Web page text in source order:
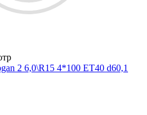
2 6,0\R15 4*100 ET40 d60,1